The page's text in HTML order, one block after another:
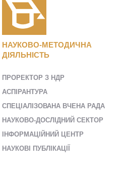
НАУКОВО-МЕТОДИЧНА
ДІЯЛЬНІСТЬ
ПРОРЕКТОР З НДР
AСПІРАНТУРА
СПЕЦІАЛІЗОВАНА ВЧЕНА РАДА
НАУКОВО-ДОСЛІДНИЙ СЕКТОР
ІНФОРМАЦІЙНИЙ ЦЕНТР
НАУКОВІ ПУБЛІКАЦІЇ